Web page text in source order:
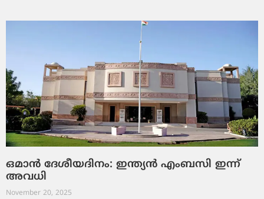
ഒമാൻ ദേശീയദിനം: ഇന്ത്യൻ എംബസി ഇന്ന്
അവധി
November 20, 2025